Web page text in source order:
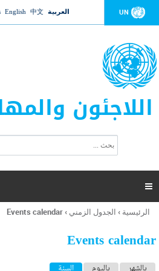
to navigation UN العربية 中文
English
اللاجئون
ت
ر
ل
ح
ب

أنت
هنا
الرئيسية › الجدول الزمني ›
Events calendar
Events calendar